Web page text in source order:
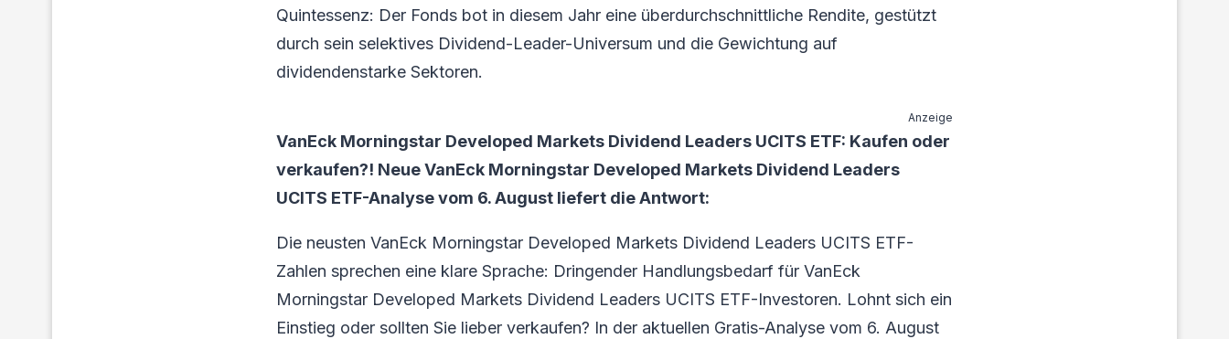
Quintessenz: Der Fonds bot in diesem Jahr eine überdurchschnittliche Rendite, gestützt
durch sein selektives Dividend-Leader-Universum und die Gewichtung auf
dividendenstarke Sektoren.
Anzeige
VanEck Morningstar Developed Markets Dividend Leaders UCITS ETF: Kaufen oder
verkaufen?! Neue VanEck Morningstar Developed Markets Dividend Leaders
UCITS ETF-Analyse vom 6. August liefert die Antwort:
Die neusten VanEck Morningstar Developed Markets Dividend Leaders UCITS ETF-
Zahlen sprechen eine klare Sprache: Dringender Handlungsbedarf für VanEck
Morningstar Developed Markets Dividend Leaders UCITS ETF-Investoren. Lohnt sich ein
Einstieg oder sollten Sie lieber verkaufen? In der aktuellen Gratis-Analyse vom 6. August